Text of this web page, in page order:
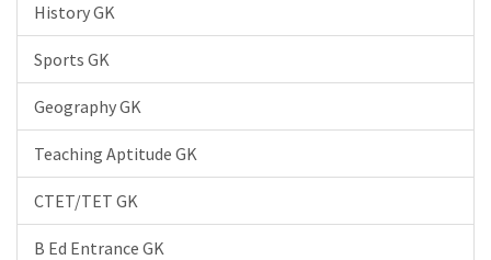
History GK
Sports GK
Geography GK
Teaching Aptitude GK
CTET/TET GK
B Ed Entrance GK